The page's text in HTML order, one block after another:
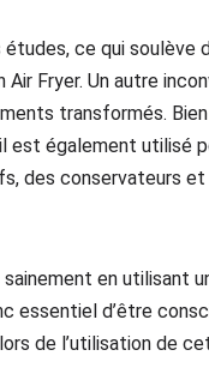
études, ce qui soulève
Fryer. Un autre
transformés.
est également utilisé
des conservateurs et
en utilisant
essentiel d’être
de l’utilisation de